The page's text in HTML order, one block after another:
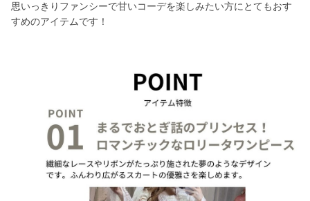
思いっきりファンシーで甘いコーデを楽しみたい方にとてもおす
すめのアイテムです！